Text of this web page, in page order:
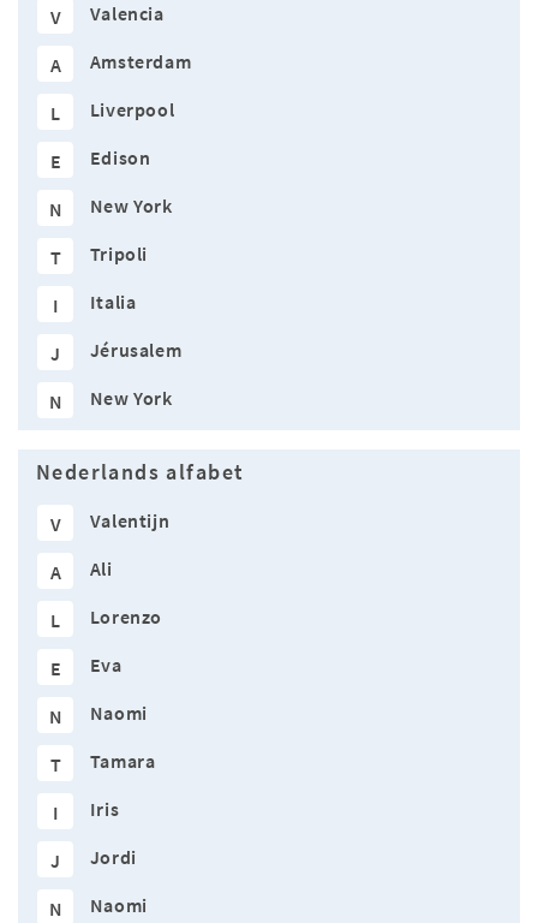
V Valencia
A Amsterdam
L Liverpool
E Edison
N New York
T Tripoli
I Italia
J Jérusalem
N New York
Nederlands alfabet
V Valentijn
A Ali
L Lorenzo
E Eva
N Naomi
T Tamara
I Iris
J Jordi
N Naomi